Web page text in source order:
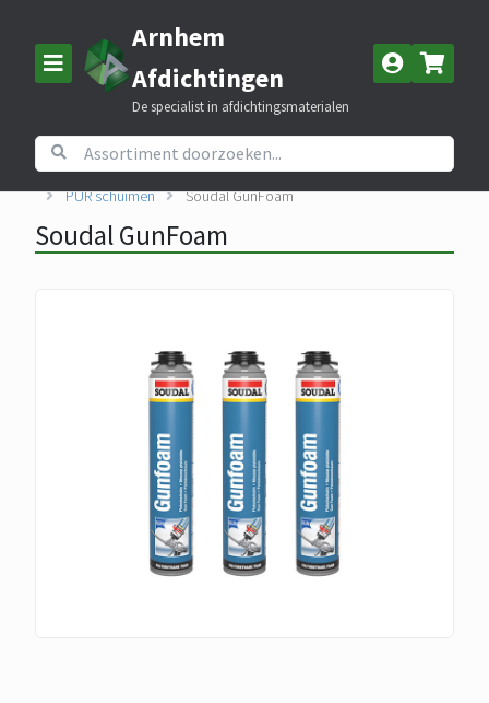
Arnhem
Afdichtingen
De specialist in afdichtingsmaterialen
Home Assortiment
Kitten, lijmen en PUR schuim
PUR schuimen
Soudal GunFoam
Soudal GunFoam